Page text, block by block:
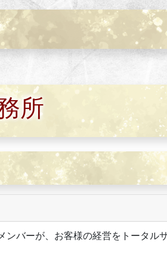
所
バーが、お客様の経営をトータル